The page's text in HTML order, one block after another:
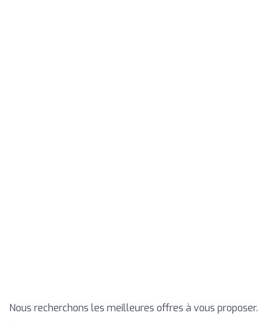
Nous recherchons les meilleures offres à vous proposer.